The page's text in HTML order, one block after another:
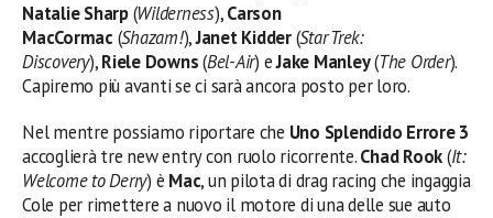
Natalie Sharp(Wilderness),Carson
MacCormac (Shazam!),Janet Kidder(Star Trek:
Discovery),Riele Downs(Bel-Air) eJake Manley(The Order).
Capiremo più avanti se ci sarà ancora posto per loro.
Nel mentre possiamo riportare che Uno Splendido Errore 3
accoglierà tre new entry con ruolo ricorrente.Chad Rook(It:
Welcome to Derry) è Mac, un pilota di drag racing che ingaggia
Cole per rimettere a nuovo il motore di una delle sue auto